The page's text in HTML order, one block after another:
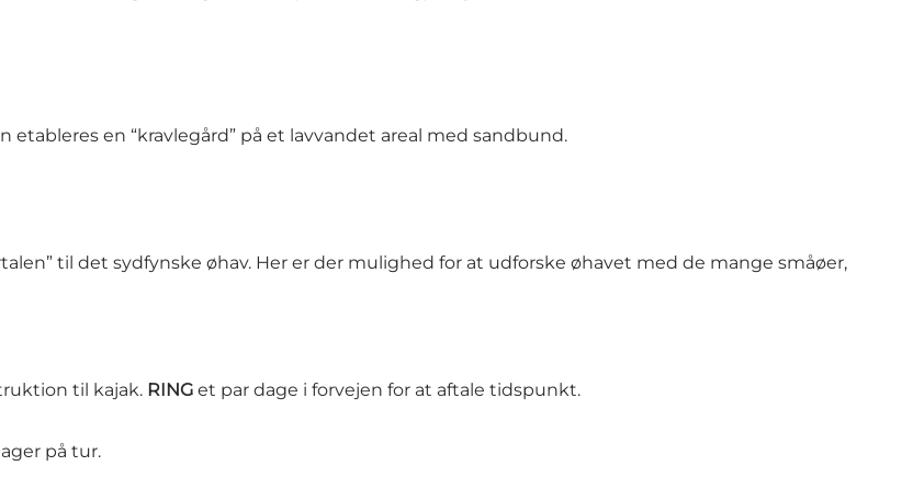
en “kravlegård” på et lavvandet areal med sandbund.
til det sydfynske øhav. Her er der mulighed for at udforske øhavet med de mange småøer,
til kajak. RING et par dage i forvejen for at aftale tidspunkt.
på tur.